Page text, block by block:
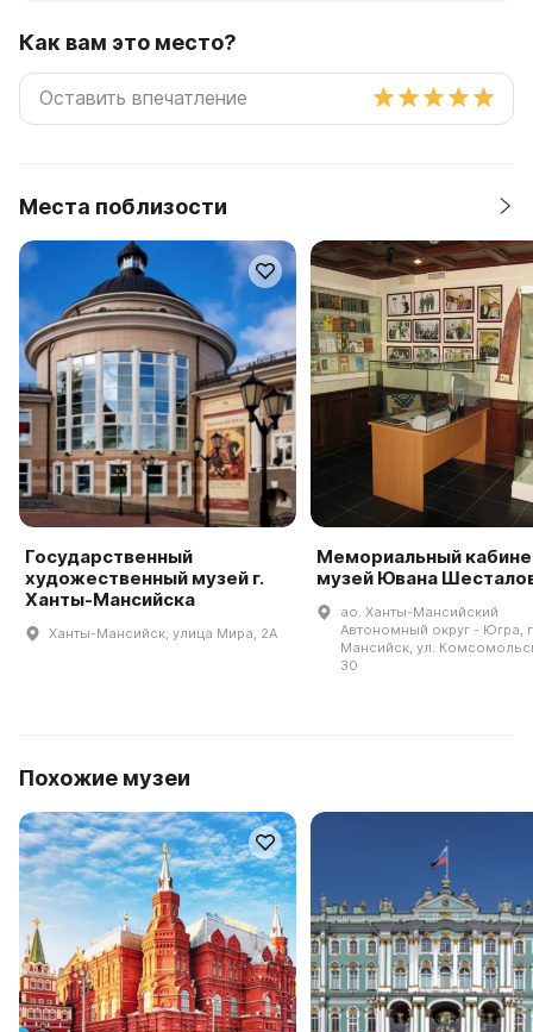
Как вам это место?
Места поблизости
Государственный
художественный музей г.
Ханты-Мансийска
Ханты-Мансийск, улица Мира, 2А
Мемориальный
музей Ювана
ао. Ханты-Мансийский
Автономный округ - Югра,
Мансийск, ул.
30
Похожие музеи